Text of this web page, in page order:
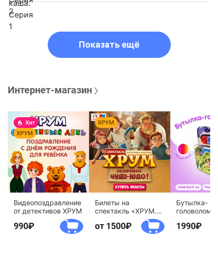
Показать ещё
Интернет-магазин
Видеопоздравление
от детективов ХРУМ
990
Билеты на
спектакль «ХРУМ.
Осторожно, Чудо-
Юдо!»
от 1500
Бутылка-
агентство
1990